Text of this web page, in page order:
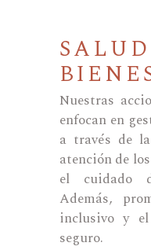
Nuestras
enfocan en
a través de
atención de
el cuidado
Además,
inclusivo y
seguro.